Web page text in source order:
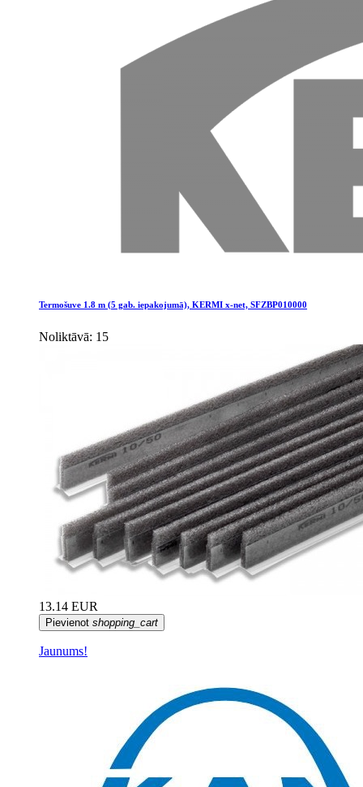
Termošuve 1.8 m (5 gab. iepakojumā), KERMI x-net, SFZBP010000
Noliktāvā: 15
13.14 EUR
Pievienot shopping_cart
Jaunums!